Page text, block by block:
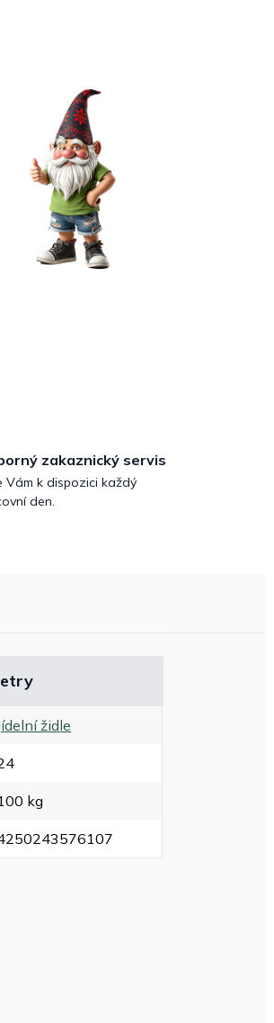
zakaznický servis
Vám k dispozici každý
den.
židle
kg